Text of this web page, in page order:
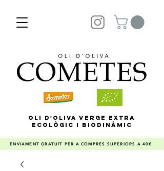
OLI D'OLIVA VERGE EXTRA
ECOLÒGIC I BIODINÀMIC
ENVIAMENT GRATUÏT PER A COMPRES SUPERIORS A 40€